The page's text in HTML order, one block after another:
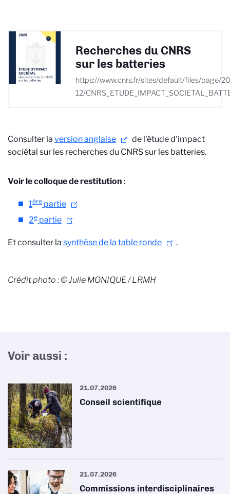
Recherches du CNRS
sur les batteries
https://www.cnrs.fr/sites/default/files/page/
12/
Consulter la version anglaise
de l'étude d'impact
sociétal sur les recherches du CNRS sur les batteries.
Voir le colloque de restitution :
1ère partie
2e partie
Et consulter la synthèse de la table ronde .
Crédit photo : © Julie MONIQUE / LRMH
Voir aussi :
21.07.2026
Conseil scientifique
21.07.2026
Commissions interdisciplinaires